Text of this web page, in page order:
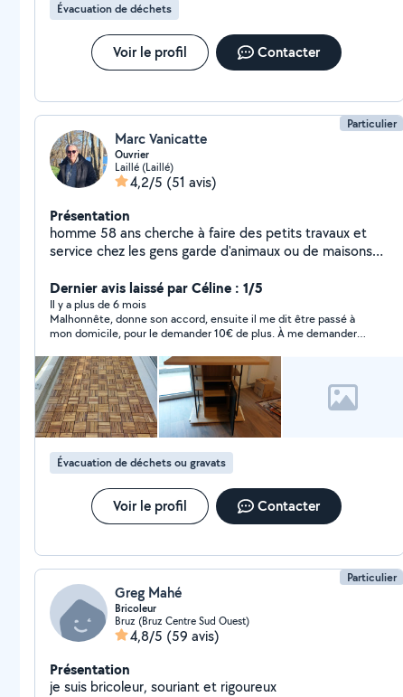
Évacuation de déchets
Voir le profil Contacter
Particulier
Marc Vanicatte
Ouvrier
Laillé (Laillé)
4,2/5 (51 avis)
Présentation
homme 58 ans cherche à faire des petits travaux et
service chez les gens garde d'animaux ou de maisons
débarras garage
Dernier avis laissé par Céline : 1/5
Il y a plus de 6 mois
Malhonnête, donne son accord, ensuite il me dit être passé à
mon domicile, pour le demander 10€ de plus. À me demander
Planté la veille à ce demander finalement les motivations de ce
monsieur !
Évacuation de déchets ou gravats
Voir le profil Contacter
Particulier
Greg Mahé
Bricoleur
Bruz (Bruz Centre Sud Ouest)
4,8/5 (59 avis)
Présentation
je suis bricoleur, souriant et rigoureux